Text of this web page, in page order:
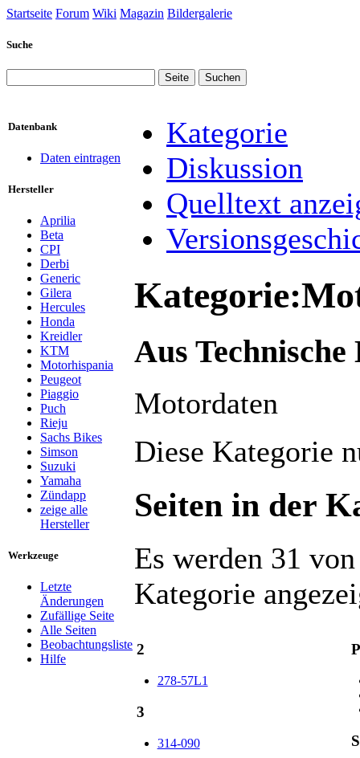
Startseite Forum Wiki Magazin Bildergalerie
Suche
Datenbank
Daten eintragen
Hersteller
Aprilia
Beta
CPI
Derbi
Generic
Gilera
Hercules
Honda
Kreidler
KTM
Motorhispania
Peugeot
Piaggio
Puch
Rieju
Sachs Bikes
Simson
Suzuki
Yamaha
Zündapp
zeige alle
Hersteller
Werkzeuge
Letzte
Änderungen
Zufällige Seite
Alle Seiten
Beobachtungsliste
Hilfe
Kategorie
Diskussion
Quelltext
Aus Technische
Wechseln zu: Navigation
Motordaten
Diese Kategorie
Seiten in der
Es werden 31
Kategorie
2
278-57L1
3
314-090
P
S